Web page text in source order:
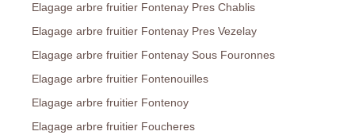
Elagage arbre fruitier Fontenay Pres Chablis
Elagage arbre fruitier Fontenay Pres Vezelay
Elagage arbre fruitier Fontenay Sous Fouronnes
Elagage arbre fruitier Fontenouilles
Elagage arbre fruitier Fontenoy
Elagage arbre fruitier Foucheres